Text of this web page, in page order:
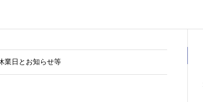
業日とお知らせ等